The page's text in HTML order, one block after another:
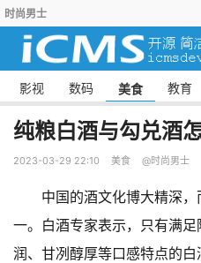
时尚男士
影视 数码 美食 教育
纯粮白酒与勾兑酒
2023-03-29 22:10 美食 @时尚男士
中国的酒文化博大精深
一。白酒专家表示，只有满
润、甘冽醇厚等口感特点的